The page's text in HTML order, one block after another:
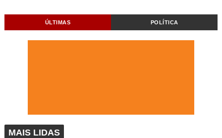
ÚLTIMAS POLÍTICA
MAIS LIDAS